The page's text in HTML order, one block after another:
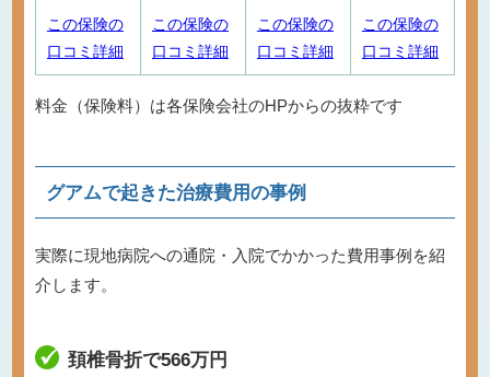
この保険の
口コミ詳細
この保険の
口コミ詳細
この保険の
口コミ詳細
この保険の
口コミ詳細
料金（保険料）は各保険会社のHPからの抜粋です
グアムで起きた治療費用の事例
実際に現地病院への通院・入院でかかった費用事例を紹
介します。
頚椎骨折で566万円